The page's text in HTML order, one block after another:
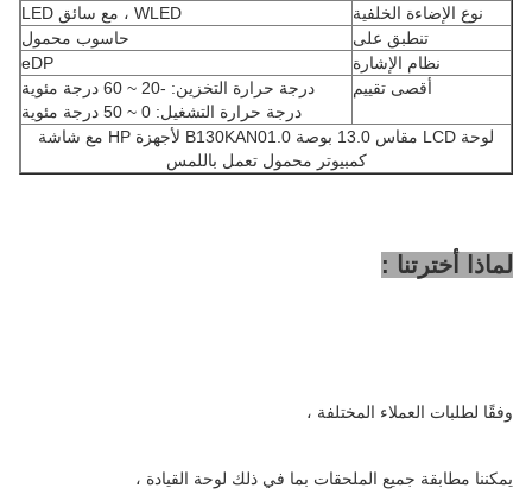
نوع الإضاءة الخلفية
WLED ، مع سائق LED
تنطبق على
حاسوب محمول
نظام الإشارة
eDP
أقصى تقييم
درجة حرارة التخزين: -20 ~ 60 درجة مئوية
درجة حرارة التشغيل: 0 ~ 50 درجة مئوية
لوحة LCD مقاس 13.0 بوصة B130KAN01.0 لأجهزة HP مع شاشة
كمبيوتر محمول تعمل باللمس
لماذا أخترتنا :
وفقًا لطلبات العملاء المختلفة ،
يمكننا مطابقة جميع الملحقات بما في ذلك لوحة القيادة ،